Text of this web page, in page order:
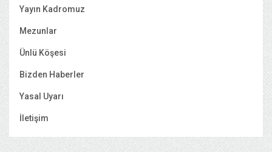
Yayın Kadromuz
Mezunlar
Ünlü Köşesi
Bizden Haberler
Yasal Uyarı
İletişim